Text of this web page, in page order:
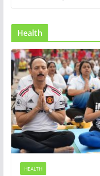
Health
HEALTH